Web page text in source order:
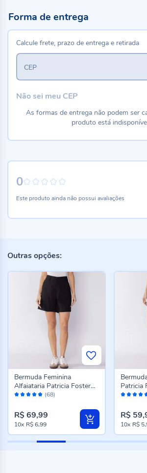
0
Este produto ainda não possui avaliações
Forma de entrega
Calcule frete, prazo de entrega e retirada
CEP
Não sei meu CEP
As formas de entrega não podem ser
produto está
Outras opções:
Avaliação: (68)
Bermuda Feminina
Alfaiataria Patricia Foster
Preto
R$ 69,99
10x R$ 6,99
Patricia
R$
10x R$